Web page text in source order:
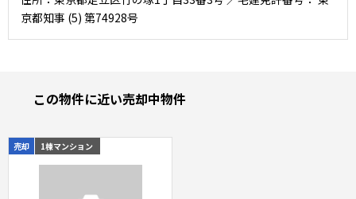
京都知事 (5) 第74928号
この物件に近い売却中物件
売却 1棟マンション